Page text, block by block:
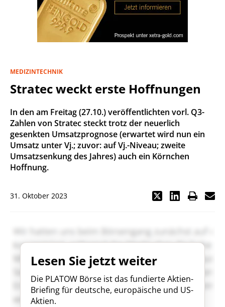
MEDIZINTECHNIK
Stratec weckt erste Hoffnungen
In den am Freitag (27.10.) veröffentlichten vorl. Q3-
Zahlen von Stratec steckt trotz der neuerlich
gesenkten Umsatzprognose (erwartet wird nun ein
Umsatz unter Vj.; zuvor: auf Vj.-Niveau; zweite
Umsatzsenkung des Jahres) auch ein Körnchen
Hoffnung.
31. Oktober 2023
Lesen Sie jetzt weiter
Die PLATOW Börse ist das fundierte Aktien-
Briefing für deutsche, europäische und US-
Aktien.